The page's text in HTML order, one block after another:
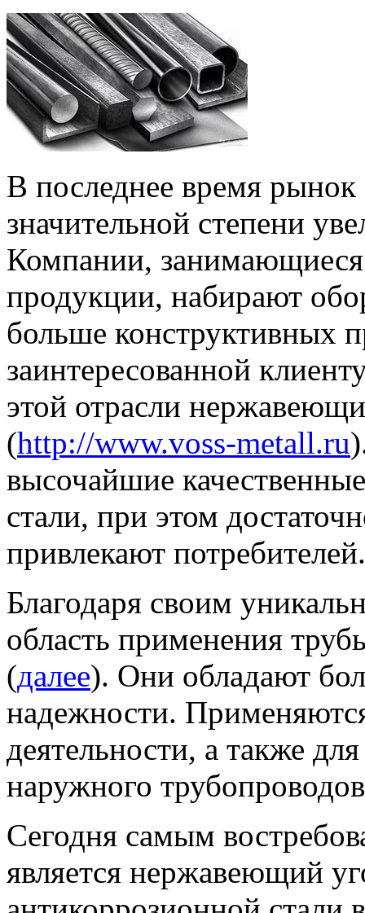
В последнее время рынок
значительной степени
Компании, занимающиеся
продукции, набирают
больше конструктивных
заинтересованной
этой отрасли
(http://www.voss-metall.ru
высочайшие
стали, при этом
привлекают потребителей.
Благодаря своим
область применения
(далее). Они обладают
надежности.
деятельности, а также
наружного
Сегодня самым
является нержавеющий